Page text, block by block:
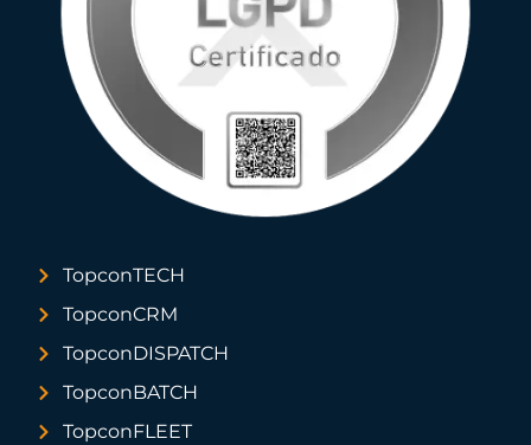
TopconTECH
TopconCRM
TopconDISPATCH
TopconBATCH
TopconFLEET